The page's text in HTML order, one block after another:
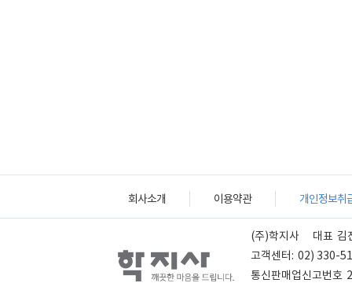
회사소개 이용약관 개인정보취
(주)학지사 대표 김
고객센터: 02) 330-
통신판매업신고번호